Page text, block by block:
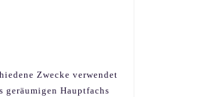
Zwecke verwendet
geräumigen Hauptfachs